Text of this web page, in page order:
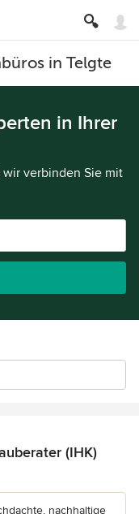
in Telgte
in Ihrer
verbinden Sie mit
(IHK)
Sternen
nachhaltige